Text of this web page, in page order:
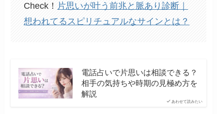
Check！ 片思いが叶う前兆と脈あり診断｜
想われてるスピリチュアルなサインとは？
あわせて読みたい
電話占いで片思いは相談できる？
相手の気持ちや時期の見極め方を
解説